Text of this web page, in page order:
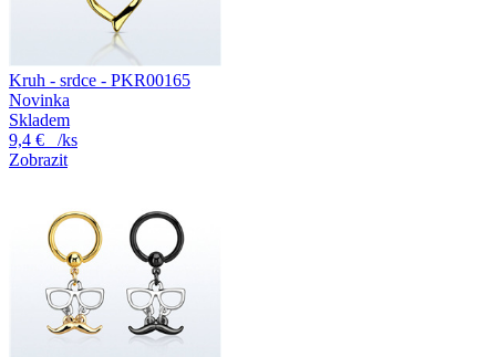
Kruh - srdce - PKR00165
Novinka
Skladem
9,4 €
/ks
Zobrazit